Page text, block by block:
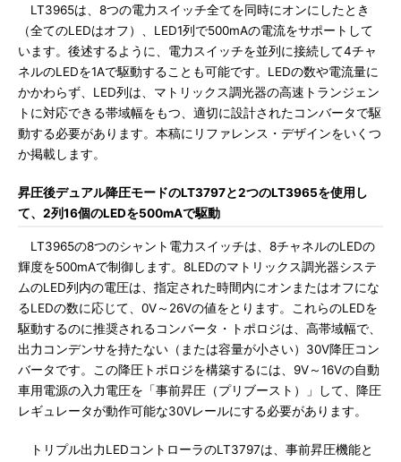
LT3965は、8つの電力スイッチ全てを同時にオンにしたとき
（全てのLEDはオフ）、LED1列で500mAの電流をサポートして
います。後述するように、電力スイッチを並列に接続して4チャ
ネルのLEDを1Aで駆動することも可能です。LEDの数や電流量に
かかわらず、LED列は、マトリックス調光器の高速トランジェン
トに対応できる帯域幅をもつ、適切に設計されたコンバータで駆
動する必要があります。本稿にリファレンス・デザインをいくつ
か掲載します。
昇圧後デュアル降圧モードのLT3797と2つのLT3965を使用し
て、2列16個のLEDを500mAで駆動
LT3965の8つのシャント電力スイッチは、8チャネルのLEDの
輝度を500mAで制御します。8LEDのマトリックス調光器システ
ムのLED列内の電圧は、指定された時間内にオンまたはオフにな
るLEDの数に応じて、0V～26Vの値をとります。これらのLEDを
駆動するのに推奨されるコンバータ・トポロジは、高帯域幅で、
出力コンデンサを持たない（または容量が小さい）30V降圧コン
バータです。この降圧トポロジを構築するには、9V～16Vの自動
車用電源の入力電圧を「事前昇圧（プリブースト）」して、降圧
レギュレータが動作可能な30Vレールにする必要があります。
トリプル出力LEDコントローラのLT3797は、事前昇圧機能と